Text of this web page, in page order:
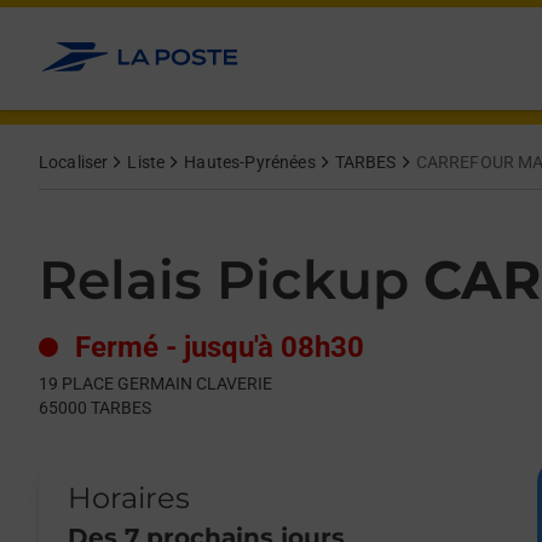
Allez au contenu
Localiser Liste Hautes-Pyrénées TARBES CARREFOUR
Relais Pickup
Fermé - jusqu'à 08h30
19 PLACE GERMAIN CLAVERIE
65000 TARBES
Horaires
Day of the WeekHours
Get directions to Relais Pickup at 19 PLACE GERMAIN
lien s'ouvre dans un nouvel onglet